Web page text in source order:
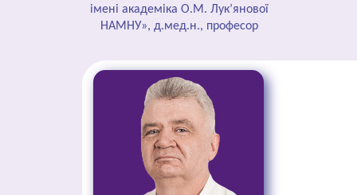
імені академіка О.М. Лук’янової
НАМНУ», д.мед.н., професор